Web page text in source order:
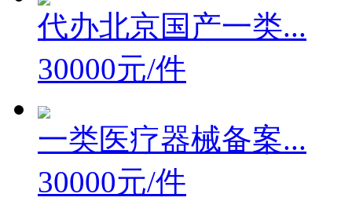
代办北京国产一类...
30000元/件
一类医疗器械备案...
30000元/件